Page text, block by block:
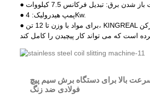
● پمپ هیدرولیک: 4Kw.
● برای مواد با وزن تا 12 تن، KINGREAL یک چرخ دستی بازکن
بالا برای دستگاه برش سیم پیچ
فولادی ضد زنگ